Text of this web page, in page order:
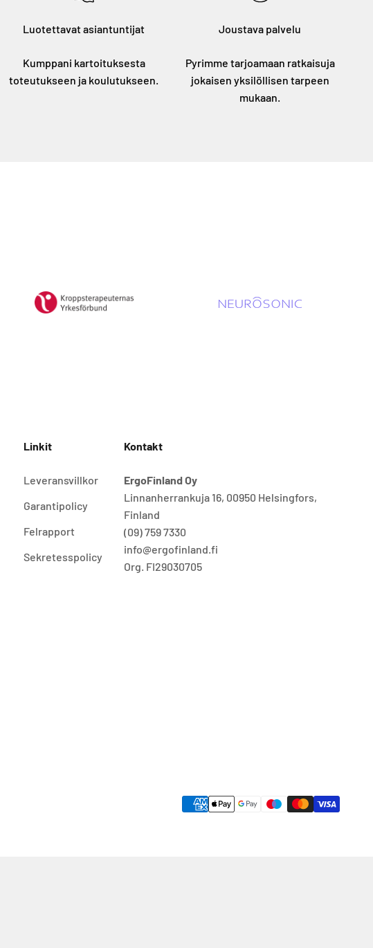
Luotettavat asiantuntijat
Kumppani kartoituksesta
toteutukseen ja koulutukseen.
Joustava palvelu
Pyrimme tarjoamaan ratkaisuja
jokaisen yksilöllisen tarpeen
mukaan.
Linkit
Leveransvillkor
Garantipolicy
Felrapport
Sekretesspolicy
Kontakt
ErgoFinland Oy
Linnanherrankuja 16, 00950 Helsingfors,
Finland
(09) 759 7330
info@ergofinland.fi
Org. FI29030705